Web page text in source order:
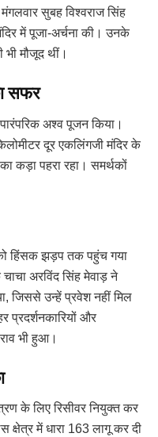
सुबह विश्वराज सिंह
में पूजा-अर्चना की। उनके
भी मौजूद थीं।
सफर
अश्व पूजन किया।
दूर एकलिंगजी मंदिर के
कड़ा पहरा रहा। समर्थकों
को हिंसक झड़प तक पहुंच गया
अरविंद सिंह मेवाड़ ने
जिससे उन्हें प्रवेश नहीं मिल
प्रदर्शनकारियों और
भी हुआ।
के लिए रिसीवर नियुक्त कर
क्षेत्र में धारा 163 लागू कर दी